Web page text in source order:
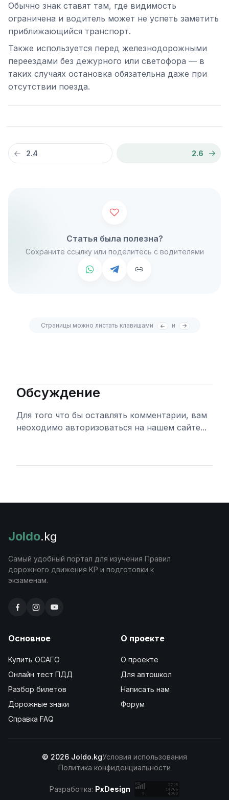
Обычно знак ставят там, где видимость
ограничена и водитель может не успеть заметить
приближающийся транспорт.
Также используется перед железнодорожными
переездами без дежурного или светофора — в
таких случаях остановка обязательна даже при
отсутствии поезда.
2.4 2.6
Статья была полезна?
Сохраните ссылку или поделитесь с водителями
Страницы можно листать клавишами и
Обсуждение
Для того что бы оставлять комментарии, вам
неоходимо авторизоваться на нашем сайте...
Joldo.kg
Самый удобный портал для изучения Правил
дорожного движения КР и подготовки к
экзаменам.
Основное
Купить ОСАГО
Онлайн тест ПДД
Разбор билетов
Дорожные знаки
Справка FAQ
О проекте
О проекте
Для автошкол
Написать нам
Форум
© 2026 Joldo.kgУсловия использования
Политика конфиденциальности
Разработка: PxDesign